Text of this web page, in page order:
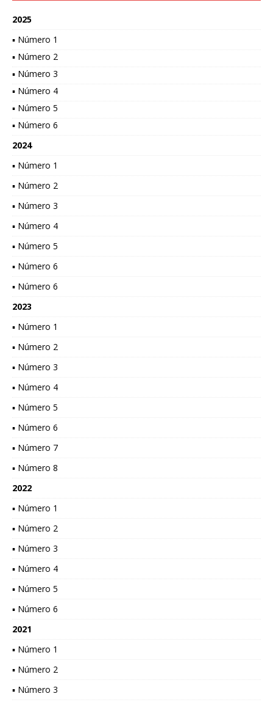
2025
▪ Número 1
▪ Número 2
▪ Número 3
▪ Número 4
▪ Número 5
▪ Número 6
2024
▪ Número 1
▪ Número 2
▪ Número 3
▪ Número 4
▪ Número 5
▪ Número 6
▪ Número 6
2023
▪ Número 1
▪ Número 2
▪ Número 3
▪ Número 4
▪ Número 5
▪ Número 6
▪ Número 7
▪ Número 8
2022
▪ Número 1
▪ Número 2
▪ Número 3
▪ Número 4
▪ Número 5
▪ Número 6
2021
▪ Número 1
▪ Número 2
▪ Número 3